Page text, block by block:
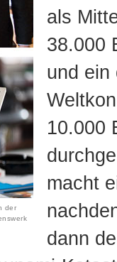
der
als
38.000
und ein
10.000
macht
dann